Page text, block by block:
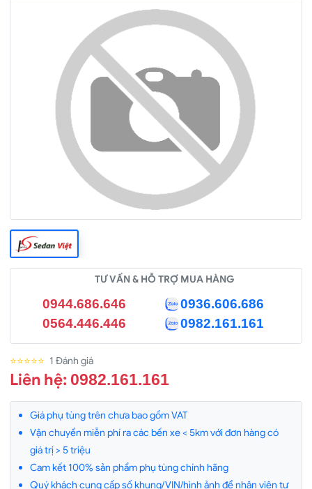
TƯ VẤN & HỖ TRỢ MUA HÀNG
0944.686.646
0936.606.686
0564.446.446
0982.161.161
⭐⭐⭐⭐⭐ 1 Đánh giá
Liên hệ: 0982.161.161
Giá phụ tùng trên chưa bao gồm VAT
Vận chuyển miễn phí ra các bến xe < 5km với đơn hàng có
giá trị > 5 triệu
Cam kết 100% sản phẩm phụ tùng chính hãng
Quý khách cung cấp số khung/VIN/hình ảnh để nhân viên tư